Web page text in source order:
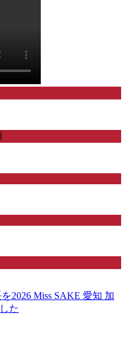
2026 Miss SAKE 愛知 加
た